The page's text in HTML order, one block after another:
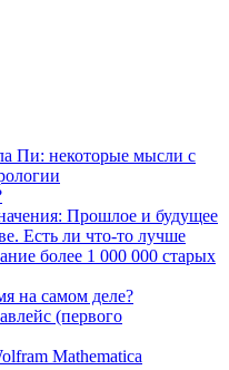
Пи: некоторые мысли с
Прошлое и будущее
Есть ли что-то лучше
более 1 000 000 старых
на самом деле?
(первого
Mathematica